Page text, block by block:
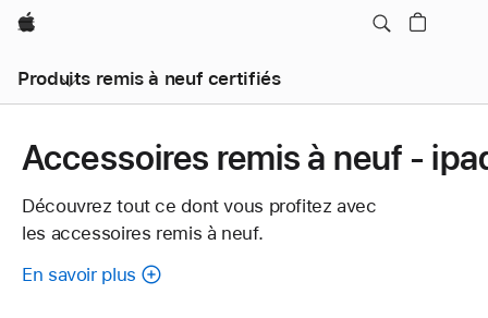
Apple
Produits remis à neuf certifiés
Accessoires remis à neuf -
Découvrez tout ce dont vous profitez avec
les accessoires remis à neuf.
En savoir plus